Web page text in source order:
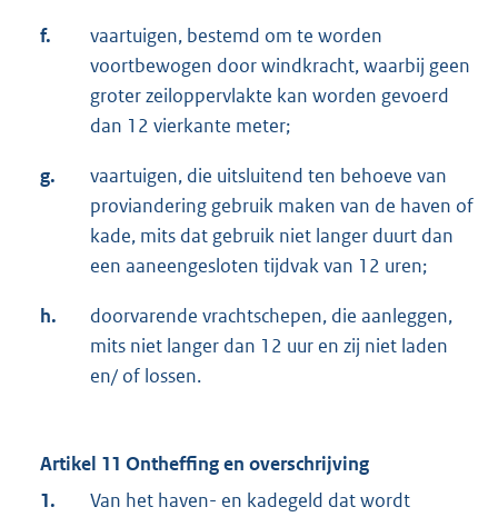
f.
vaartuigen, bestemd om te worden
voortbewogen door windkracht, waarbij geen
groter zeiloppervlakte kan worden gevoerd
dan 12 vierkante meter;
g.
vaartuigen, die uitsluitend ten behoeve van
proviandering gebruik maken van de haven of
kade, mits dat gebruik niet langer duurt dan
een aaneengesloten tijdvak van 12 uren;
h.
doorvarende vrachtschepen, die aanleggen,
mits niet langer dan 12 uur en zij niet laden
en/ of lossen.
Artikel 11 Ontheffing en overschrijving
1.
Van het haven- en kadegeld dat wordt